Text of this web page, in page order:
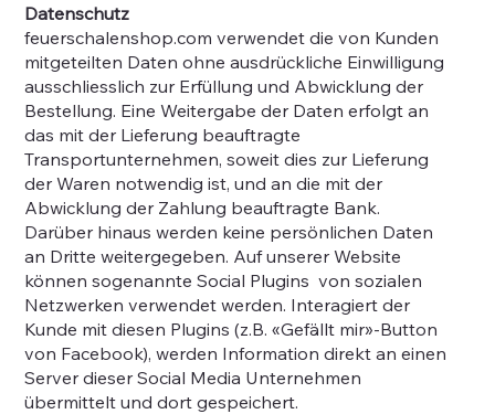
Datenschutz
feuerschalenshop.com verwendet die von Kunden
mitgeteilten Daten ohne ausdrückliche Einwilligung
ausschliesslich zur Erfüllung und Abwicklung der
Bestellung. Eine Weitergabe der Daten erfolgt an
das mit der Lieferung beauftragte
Transportunternehmen, soweit dies zur Lieferung
der Waren notwendig ist, und an die mit der
Abwicklung der Zahlung beauftragte Bank.
Darüber hinaus werden keine persönlichen Daten
an Dritte weitergegeben. Auf unserer Website
können sogenannte Social Plugins von sozialen
Netzwerken verwendet werden. Interagiert der
Kunde mit diesen Plugins (z.B. «Gefällt mir»-Button
von Facebook), werden Information direkt an einen
Server dieser Social Media Unternehmen
übermittelt und dort gespeichert.